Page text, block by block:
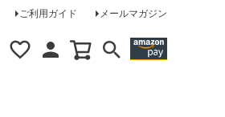
ご利用ガイド メールマガジン